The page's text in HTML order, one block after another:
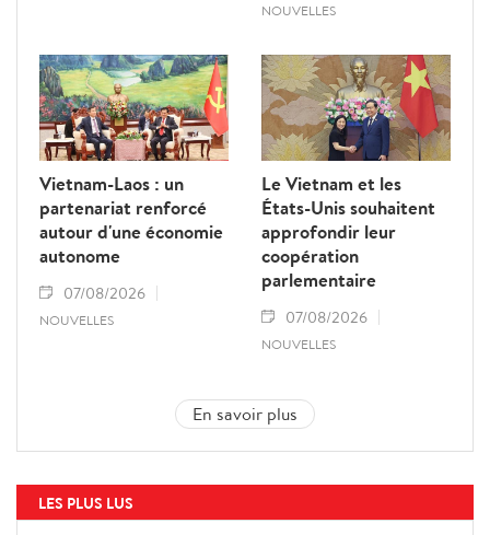
NOUVELLES
Vietnam-Laos : un
partenariat renforcé
autour d'une économie
autonome
07/08/2026
NOUVELLES
Le Vietnam et les
États-Unis souhaitent
approfondir leur
coopération
parlementaire
07/08/2026
NOUVELLES
En savoir plus
LES PLUS LUS